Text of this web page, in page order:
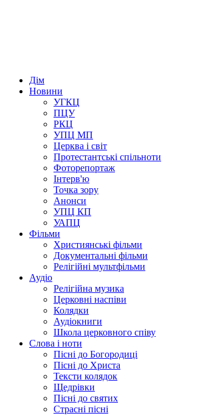
Дім
Новини
УГКЦ
ПЦУ
РКЦ
УПЦ МП
Церква і світ
Протестантські спільноти
Фоторепортаж
Інтерв'ю
Точка зору
Анонси
УПЦ КП
УАПЦ
Фільми
Християнські фільми
Документальні фільми
Релігійні мультфільми
Аудіо
Релігійна музика
Церковні наспіви
Колядки
Аудіокниги
Школа церковного співу
Слова і ноти
Пісні до Богородиці
Пісні до Христа
Тексти колядок
Щедрівки
Пісні до святих
Страсні пісні